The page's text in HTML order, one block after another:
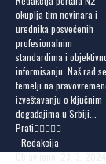
okuplja tim novinara i
urednika posvećenih
profesionalnim
standardima i
informisanju. Naš rad se
temelji na
izveštavanju o ključnim
događajima u Srbiji...
Prati
- Redakcija
Objavljeno: 23. 3.